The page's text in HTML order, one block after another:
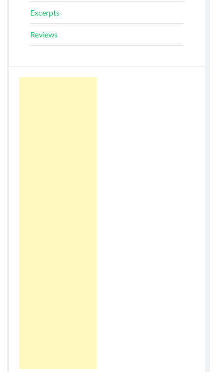
Excerpts
Reviews